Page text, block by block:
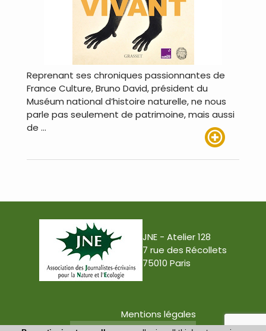
Reprenant ses chroniques passionnantes de
France Culture, Bruno David, président du
Muséum national d’histoire naturelle, ne nous
parle pas seulement de patrimoine, mais aussi
de …
JNE - Atelier 128
7 rue des Récollets
75010 Paris
Mentions légales